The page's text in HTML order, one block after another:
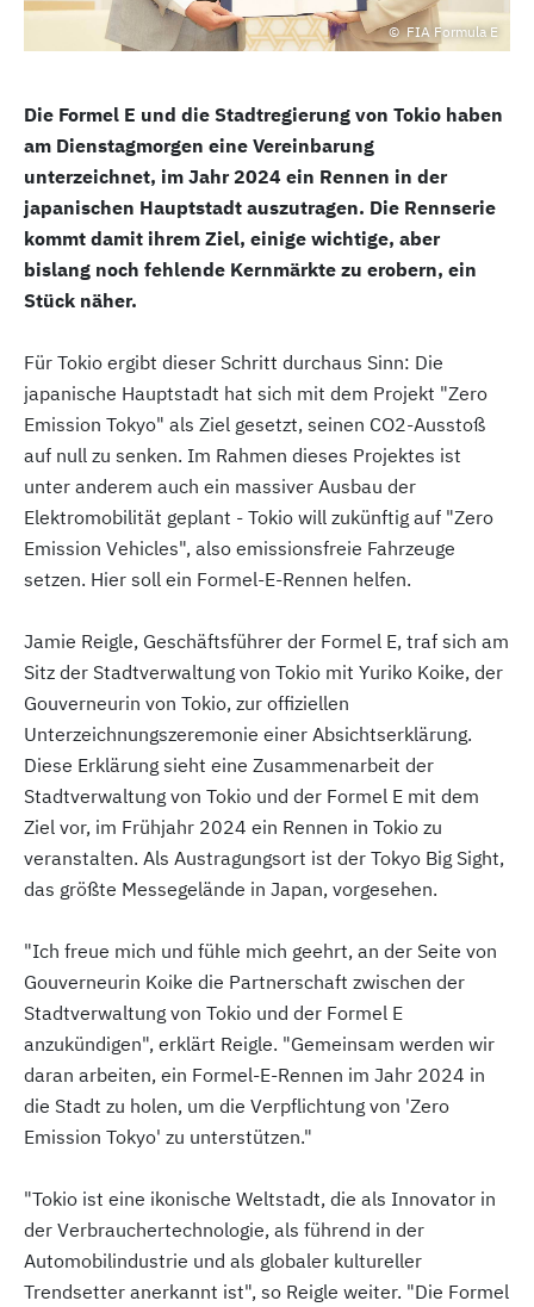
FIA Formula E
Die Formel E und die Stadtregierung von Tokio haben
am Dienstagmorgen eine Vereinbarung
unterzeichnet, im Jahr 2024 ein Rennen in der
japanischen Hauptstadt auszutragen. Die Rennserie
kommt damit ihrem Ziel, einige wichtige, aber
bislang noch fehlende Kernmärkte zu erobern, ein
Stück näher.
Für Tokio ergibt dieser Schritt durchaus Sinn: Die
japanische Hauptstadt hat sich mit dem Projekt "Zero
Emission Tokyo" als Ziel gesetzt, seinen CO2-Ausstoß
auf null zu senken. Im Rahmen dieses Projektes ist
unter anderem auch ein massiver Ausbau der
Elektromobilität geplant - Tokio will zukünftig auf "Zero
Emission Vehicles", also emissionsfreie Fahrzeuge
setzen. Hier soll ein Formel-E-Rennen helfen.
Jamie Reigle, Geschäftsführer der Formel E, traf sich am
Sitz der Stadtverwaltung von Tokio mit Yuriko Koike, der
Gouverneurin von Tokio, zur offiziellen
Unterzeichnungszeremonie einer Absichtserklärung.
Diese Erklärung sieht eine Zusammenarbeit der
Stadtverwaltung von Tokio und der Formel E mit dem
Ziel vor, im Frühjahr 2024 ein Rennen in Tokio zu
veranstalten. Als Austragungsort ist der Tokyo Big Sight,
das größte Messegelände in Japan, vorgesehen.
"Ich freue mich und fühle mich geehrt, an der Seite von
Gouverneurin Koike die Partnerschaft zwischen der
Stadtverwaltung von Tokio und der Formel E
anzukündigen", erklärt Reigle. "Gemeinsam werden wir
daran arbeiten, ein Formel-E-Rennen im Jahr 2024 in
die Stadt zu holen, um die Verpflichtung von 'Zero
Emission Tokyo' zu unterstützen."
"Tokio ist eine ikonische Weltstadt, die als Innovator in
der Verbrauchertechnologie, als führend in der
Automobilindustrie und als globaler kultureller
Trendsetter anerkannt ist", so Reigle weiter. "Die Formel